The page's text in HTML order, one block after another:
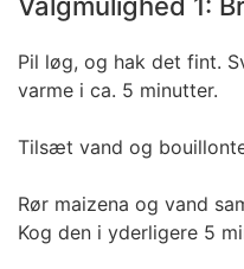
Pil løg, og hak det fint.
varme i ca. 5 minutter.
Tilsæt vand og
Rør maizena og vand
Kog den i yderligere 5